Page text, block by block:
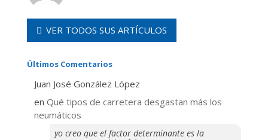
VER TODOS SUS ARTÍCULOS
Últimos Comentarios
Juan José González López
en Qué tipos de carretera desgastan más los
neumáticos
yo creo que el factor determinante es la